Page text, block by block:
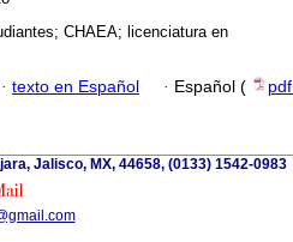
CHAEA; licenciatura en
· texto en Español · Español ( pdf
Jalisco, MX, 44658, (0133) 1542-0983